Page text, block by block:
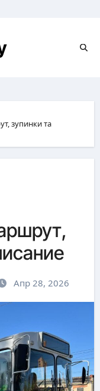
зупинки та
Апр 28, 2026